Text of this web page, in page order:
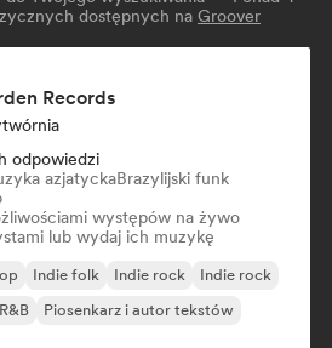
dostępnych na Groover
Records
odpowiedzi
azjatyckaBrazylijski funk
występów na żywo
lub wydaj ich muzykę
Indie folk Indie rock
Indie rock
R&B Piosenkarz i autor tekstów